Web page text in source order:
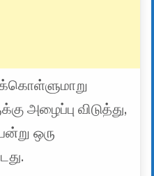
அழைப்பு விடுத்து,
ஒரு